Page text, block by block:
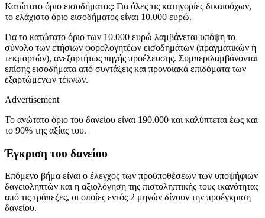
Κατώτατο όριο εισοδήματος: Για όλες τις κατηγορίες δικαιούχων,
το ελάχιστο όριο εισοδήματος είναι 10.000 ευρώ.
Για το κατώτατο όριο των 10.000 ευρώ λαμβάνεται υπόψη το
σύνολο των ετήσιων φορολογητέων εισοδημάτων (πραγματικών ή
τεκμαρτών), ανεξαρτήτως πηγής προέλευσης. Συμπεριλαμβάνονται
επίσης εισοδήματα από συντάξεις και προνοιακά επιδόματα των
εξαρτώμενων τέκνων.
Advertisement
Το ανώτατο όριο του δανείου είναι 190.000 και καλύπτεται έως και
το 90% της αξίας του.
Έγκριση του δανείου
Επόμενο βήμα είναι ο έλεγχος των προϋποθέσεων των υποψήφιων
δανειοληπτών και η αξιολόγηση της πιστοληπτικής τους ικανότητας
από τις τράπεζες, οι οποίες εντός 2 μηνών δίνουν την προέγκριση
δανείου.